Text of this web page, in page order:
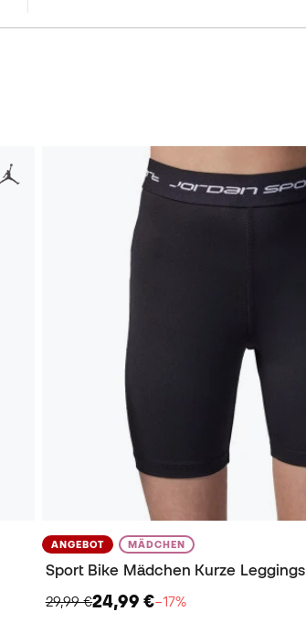
ANGEBOT MÄDCHEN
Sport Bike Mädchen Kurze Leggings
29,99 €24,99 €−17%